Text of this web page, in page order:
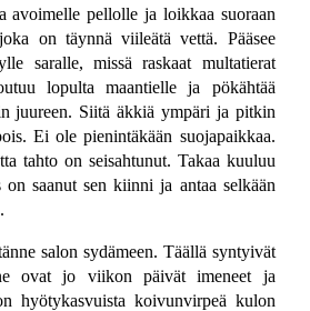
avoimelle pellolle ja loikkaa suoraan
on täynnä viileätä vettä. Pääsee
saralle, missä raskaat multatierat
lopulta maantielle ja pökähtää
juureen. Siitä äkkiä ympäri ja pitkin
Ei ole pienintäkään suojapaikkaa.
tahto on seisahtunut. Takaa kuuluu
saanut sen kiinni ja antaa selkään
salon sydämeen. Täällä syntyivät
ovat jo viikon päivät imeneet ja
hyötykasvuista koivunvirpeä kulon